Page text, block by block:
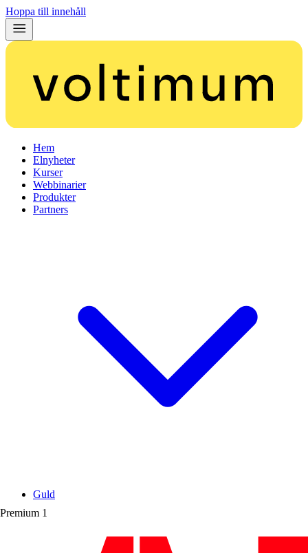
Hoppa till innehåll
Hem
Elnyheter
Kurser
Webbinarier
Produkter
Partners
Premium 1
Guld